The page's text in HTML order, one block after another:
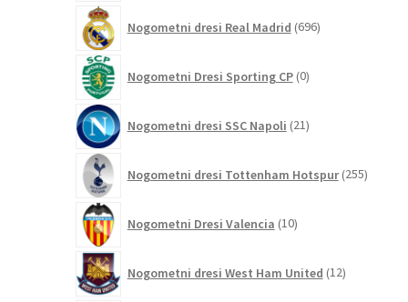
Nogometni dresi Real Madrid 696izdelkov
Nogometni Dresi Sporting CP 0izdelkov
Nogometni dresi SSC Napoli 21izdelkov
Nogometni dresi Tottenham Hotspur 255
Nogometni Dresi Valencia 10izdelkov
Nogometni dresi West Ham United 12izdelkov